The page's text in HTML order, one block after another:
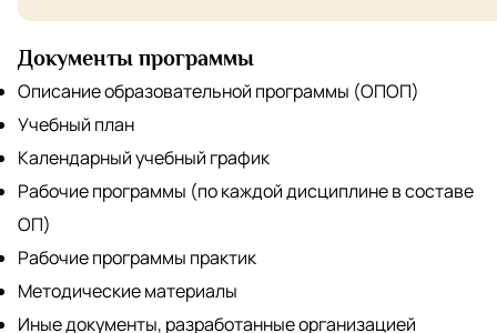
Документы программы
Описание образовательной программы (ОПОП)
Учебный план
Календарный учебный график
Рабочие программы (по каждой дисциплине в составе
ОП)
Рабочие программы практик
Методические материалы
Иные документы, разработанные организацией